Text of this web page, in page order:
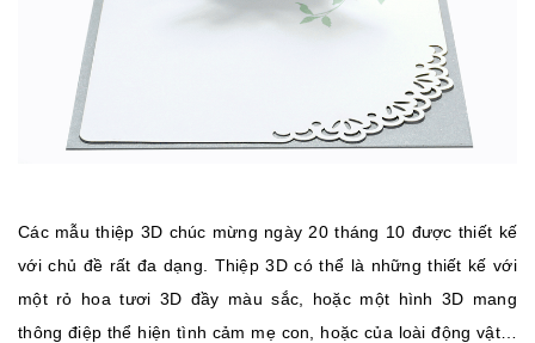
Các mẫu thiệp 3D chúc mừng ngày 20 tháng 10 được thiết kế
với chủ đề rất đa dạng. Thiệp 3D có thể là những thiết kế với
một rỏ hoa tươi 3D đầy màu sắc, hoặc một hình 3D mang
thông điệp thể hiện tình cảm mẹ con, hoặc của loài động vật…